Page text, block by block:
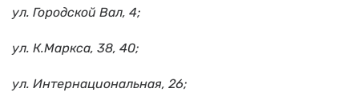
ул. Городской Вал, 4;
ул. К.Маркса, 38, 40;
ул. Интернациональная, 26;